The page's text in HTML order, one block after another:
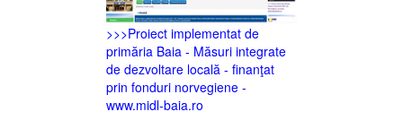
>>>Proiect implementat de
primăria Baia - Măsuri integrate
de dezvoltare locală - finanţat
prin fonduri norvegiene -
www.midl-baia.ro